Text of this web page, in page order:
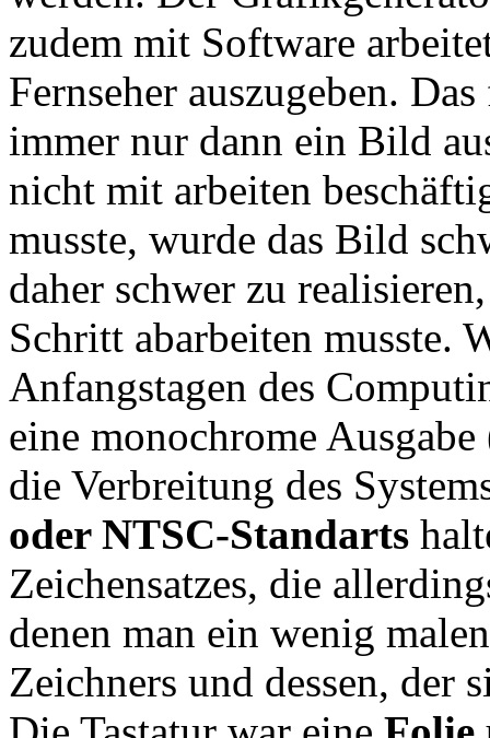
zudem mit Software
Fernseher auszugeben.
immer nur dann ein Bild
nicht mit arbeiten
musste, wurde das Bild
daher schwer zu
Schritt abarbeiten musste.
Anfangstagen des
eine monochrome
die Verbreitung des
oder NTSC-Standarts
Zeichensatzes, die
denen man ein wenig
Zeichners und dessen, der